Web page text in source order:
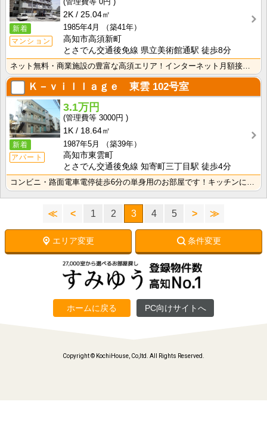
新着
マンション
2K
25.04㎡
1985年4月
（築41年）
高知市高須新町
とさでん交通後免線 県立美術館通駅 徒歩8分
ネット無料・商業施設の豊富な高須エリア！インターネット月額接続使用無料なので、月々の生活費の節約にも･･･
Ｋ－ｖｉｌｌａｇｅ 東雲 102号室
新着
アパート
3.1万円
3000円
1K
18.64㎡
1987年5月
（築39年）
高知市東雲町
とさでん交通後免線 知寄町三丁目駅 徒歩4分
コンビニ・路面電車電停徒歩6分の単身用のお部屋です！キッチンに窓があるのでお料理中の換気に便利！ バ･･･
≪ < 1 2 3 4 5 > ≫
エリア変更 条件変更
ホームに戻る PC向けサイトへ
Copyright © KochiHouse, Co,ltd. All Rights Reserved.